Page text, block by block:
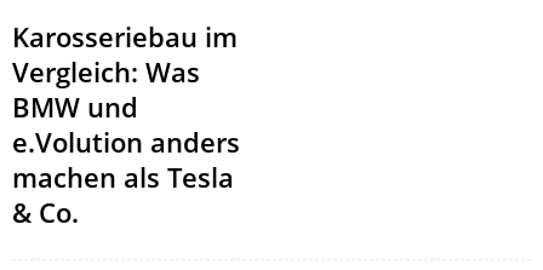
Karosseriebau im
Vergleich: Was
BMW und
e.Volution anders
machen als Tesla
& Co.